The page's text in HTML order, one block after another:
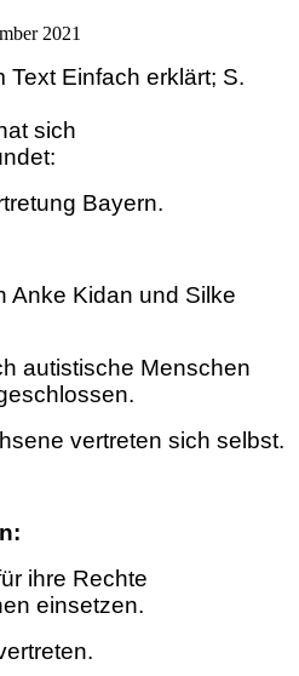
2021
sich
Bayern.
Anke Kidan und Silke
autistische Menschen
vertreten sich selbst.
ihre Rechte
einsetzen.